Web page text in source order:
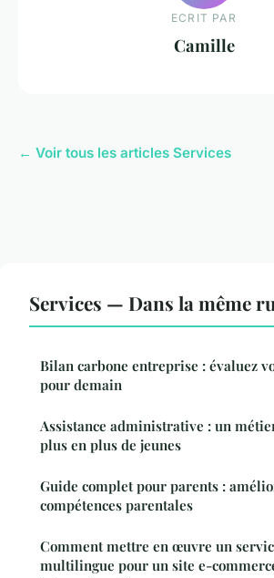
ECRIT PAR
Camille
← Voir tous les articles Services
Services — Dans la même
Bilan carbone entreprise : évaluez
pour demain
Assistance administrative : un
plus en plus de jeunes
Guide complet pour parents :
compétences parentales
Comment mettre en œuvre un
multilingue pour un site e-